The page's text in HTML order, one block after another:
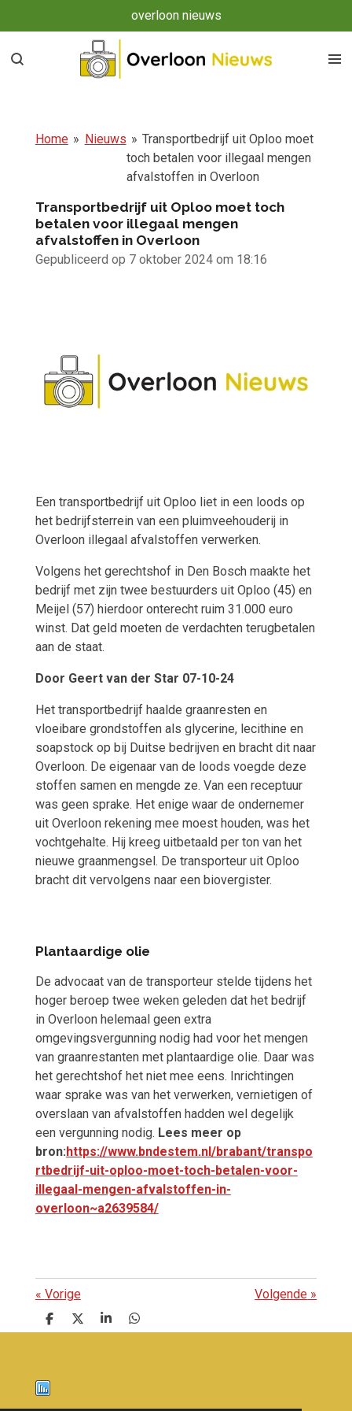
direct
naar
overloon nieuws
Home » Nieuws » Transportbedrijf uit Oploo moet
toch betalen voor illegaal mengen
afvalstoffen in Overloon
Transportbedrijf uit Oploo moet toch
betalen voor illegaal mengen
afvalstoffen in Overloon
Gepubliceerd op 7 oktober 2024 om 18:16
Een transportbedrijf uit Oploo liet in een loods op
het bedrijfsterrein van een pluimveehouderij in
Overloon illegaal afvalstoffen verwerken.
Volgens het gerechtshof in Den Bosch maakte het
bedrijf met zijn twee bestuurders uit Oploo (45) en
Meijel (57) hierdoor onterecht ruim 31.000 euro
winst. Dat geld moeten de verdachten terugbetalen
aan de staat.
Door Geert van der Star 07-10-24
Het transportbedrijf haalde graanresten en
vloeibare grondstoffen als glycerine, lecithine en
soapstock op bij Duitse bedrijven en bracht dit naar
Overloon. De eigenaar van de loods voegde deze
stoffen samen en mengde ze. Van een receptuur
was geen sprake. Het enige waar de ondernemer
uit Overloon rekening mee moest houden, was het
vochtgehalte. Hij kreeg uitbetaald per ton van het
nieuwe graanmengsel. De transporteur uit Oploo
bracht dit vervolgens naar een biovergister.
Plantaardige olie
De advocaat van de transporteur stelde tijdens het
hoger beroep twee weken geleden dat het bedrijf
in Overloon helemaal geen extra
omgevingsvergunning nodig had voor het mengen
van graanrestanten met plantaardige olie. Daar was
het gerechtshof het niet mee eens. Inrichtingen
waar sprake was van het verwerken, vernietigen of
overslaan van afvalstoffen hadden wel degelijk
een vergunning nodig. Lees meer op
bron:https://www.bndestem.nl/brabant/transpo
rtbedrijf-uit-oploo-moet-toch-betalen-voor-
illegaal-mengen-afvalstoffen-in-
overloon~a2639584/
« Vorige Volgende »
D
e
D
e
S
h
D
e